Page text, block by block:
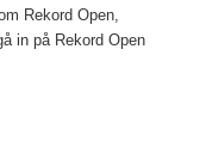
Rekord Open,
in på Rekord Open